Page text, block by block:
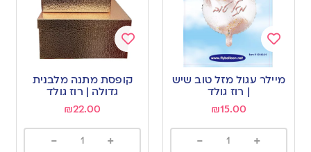
Add
to
wishlist
מיילר עגול מזל טוב שיש
| רוז גולד
₪15.00
+
-
Add
to
wishlist
קופסת מתנה מלבנית
גדולה | רוז גולד
₪22.00
+
-